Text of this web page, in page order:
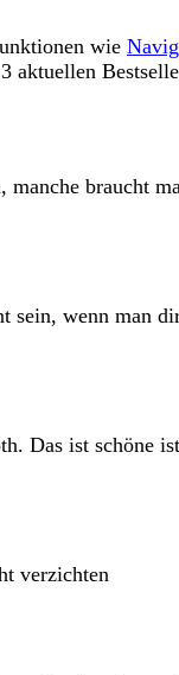
wie
aktuellen
braucht
sein, wenn man
Das ist schöne
verzichten